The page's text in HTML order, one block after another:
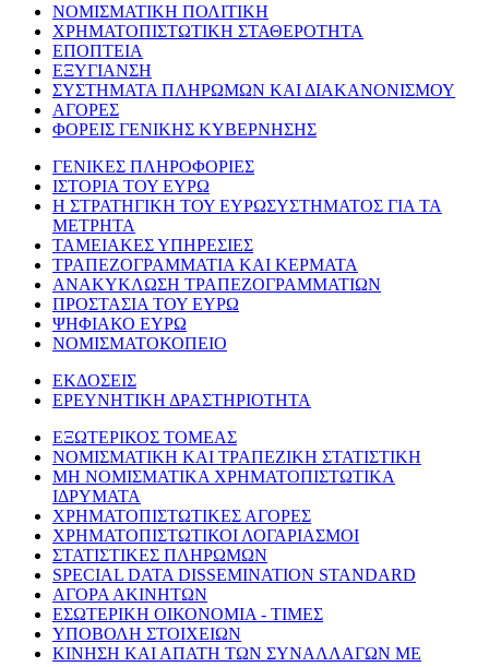
ΝΟΜΙΣΜΑΤΙΚΗ ΠΟΛΙΤΙΚΗ
ΧΡΗΜΑΤΟΠΙΣΤΩΤΙΚΗ ΣΤΑΘΕΡΟΤΗΤΑ
ΕΠΟΠΤΕΙΑ
ΕΞΥΓΙΑΝΣΗ
ΣΥΣΤΗΜΑΤΑ ΠΛΗΡΩΜΩΝ ΚΑΙ ΔΙΑΚΑΝΟΝΙΣΜΟΥ
ΑΓΟΡΕΣ
ΦΟΡΕΙΣ ΓΕΝΙΚΗΣ ΚΥΒΕΡΝΗΣΗΣ
ΓΕΝΙΚΕΣ ΠΛΗΡΟΦΟΡΙΕΣ
ΙΣΤΟΡΙΑ ΤΟΥ ΕΥΡΩ
Η ΣΤΡΑΤΗΓΙΚΗ ΤΟΥ ΕΥΡΩΣΥΣΤΗΜΑΤΟΣ ΓΙΑ ΤΑ
ΜΕΤΡΗΤΑ
ΤΑΜΕΙΑΚΕΣ ΥΠΗΡΕΣΙΕΣ
ΤΡΑΠΕΖΟΓΡΑΜΜΑΤΙΑ ΚΑΙ ΚΕΡΜΑΤΑ
ΑΝΑΚΥΚΛΩΣΗ ΤΡΑΠΕΖΟΓΡΑΜΜΑΤΙΩΝ
ΠΡΟΣΤΑΣΙΑ ΤΟΥ ΕΥΡΩ
ΨΗΦΙΑΚΟ ΕΥΡΩ
ΝΟΜΙΣΜΑΤΟΚΟΠΕΙΟ
ΕΚΔΟΣΕΙΣ
ΕΡΕΥΝΗΤΙΚΗ ΔΡΑΣΤΗΡΙΟΤΗΤΑ
ΕΞΩΤΕΡΙΚΟΣ ΤΟΜΕΑΣ
ΝΟΜΙΣΜΑΤΙΚΗ ΚΑΙ ΤΡΑΠΕΖΙΚΗ ΣΤΑΤΙΣΤΙΚΗ
ΜΗ ΝΟΜΙΣΜΑΤΙΚΑ ΧΡΗΜΑΤΟΠΙΣΤΩΤΙΚΑ
ΙΔΡΥΜΑΤΑ
ΧΡΗΜΑΤΟΠΙΣΤΩΤΙΚΕΣ ΑΓΟΡΕΣ
ΧΡΗΜΑΤΟΠΙΣΤΩΤΙΚΟΙ ΛΟΓΑΡΙΑΣΜΟΙ
ΣΤΑΤΙΣΤΙΚΕΣ ΠΛΗΡΩΜΩΝ
SPECIAL DATA DISSEMINATION STANDARD
ΑΓΟΡΑ ΑΚΙΝΗΤΩΝ
ΕΣΩΤΕΡΙΚΗ ΟΙΚΟΝΟΜΙΑ - ΤΙΜΕΣ
ΥΠΟΒΟΛΗ ΣΤΟΙΧΕΙΩΝ
ΚΙΝΗΣΗ ΚΑΙ ΑΠΑΤΗ ΤΩΝ ΣΥΝΑΛΛΑΓΩΝ ΜΕ